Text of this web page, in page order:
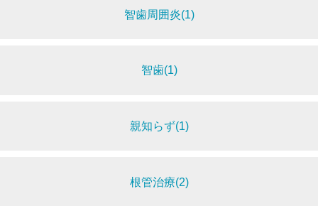
智歯周囲炎(1)
智歯(1)
親知らず(1)
根管治療(2)